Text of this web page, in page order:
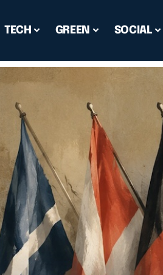
TECH GREEN SOCIAL